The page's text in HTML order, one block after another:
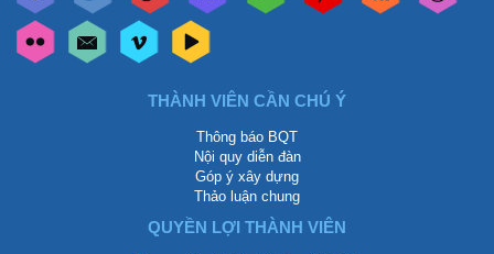
THÀNH VIÊN CẦN CHÚ Ý
Thông báo BQT
Nội quy diễn đàn
Góp ý xây dựng
Thảo luận chung
QUYỀN LỢI THÀNH VIÊN